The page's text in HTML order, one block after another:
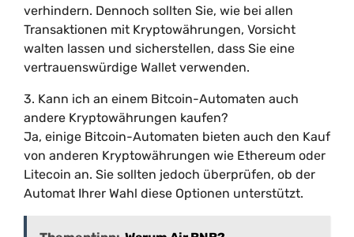
verhindern. Dennoch sollten Sie, wie bei allen
Transaktionen mit Kryptowährungen, Vorsicht
walten lassen und sicherstellen, dass Sie eine
vertrauenswürdige Wallet verwenden.
3. Kann ich an einem Bitcoin-Automaten auch
andere Kryptowährungen kaufen?
Ja, einige Bitcoin-Automaten bieten auch den Kauf
von anderen Kryptowährungen wie Ethereum oder
Litecoin an. Sie sollten jedoch überprüfen, ob der
Automat Ihrer Wahl diese Optionen unterstützt.